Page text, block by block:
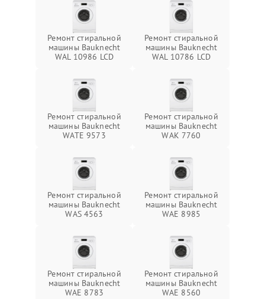
Ремонт стиральной
машины Bauknecht
WAL 10986 LCD
Ремонт стиральной
машины Bauknecht
WAL 10786 LCD
Ремонт стиральной
машины Bauknecht
WATE 9573
Ремонт стиральной
машины Bauknecht
WAK 7760
Ремонт стиральной
машины Bauknecht
WAS 4563
Ремонт стиральной
машины Bauknecht
WAE 8985
Ремонт стиральной
машины Bauknecht
WAE 8783
Ремонт стиральной
машины Bauknecht
WAE 8560